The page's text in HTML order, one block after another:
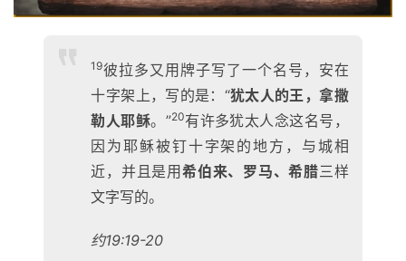
19彼拉多又用牌子写了一个名号，安在
十字架上，写的是：“犹太人的王，拿撒
勒人耶稣。”20有许多犹太人念这名号，
因为耶稣被钉十字架的地方，与城相
近，并且是用 希伯来、罗马、希腊三样
文字写的。
约19:19-20